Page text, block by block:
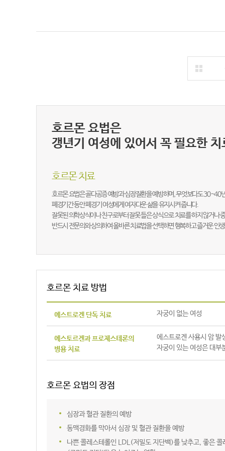
호르몬 요법은
갱년기 여성에 있어서 꼭 필요한
호르몬 치료
호르몬 요법은 골다공증 예방과 심장질환을 예방하며, 무엇보다도 30~40
폐경기간 동안 폐경기 여성에게 여자다운 삶을 유지시켜 줍니다.
잘못된 의학상식이나 친구로부터 잘못 들은 상식으로 치료를 하지 않거나
반드시 전문의와 상의하여 올바른 치료법을 선택하면 행복하고 즐거운 인
호르몬 치료 방법
에스트로겐 단독 치료 자궁이 없는 여성
에스토르겐과 프로제스테론의
병용 치료
에스트로겐 사용시 암 발
자궁이 있는 여성은 대부
호르몬 요법의 장점
심장과 혈관 질환의 예방
동맥경화를 막아서 심장 및 혈관 질환을 예방
나쁜 콜레스테롤인 LDL(저밀도 지단백)를 낮추고, 좋은